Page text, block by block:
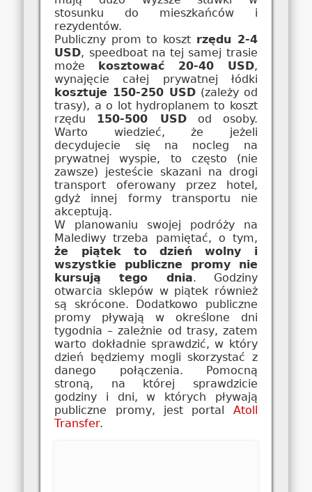
stosunku do mieszkańców i
rezydentów.
Publiczny prom to kosztrzędu 2-4
USD, speedboat na tej samej trasie
może kosztować 20-40 USD,
wynajęcie całej prywatnej łódki
kosztuje 150-250 USD (zależy od
trasy), a o lot hydroplanem to koszt
rzędu 150-500 USDod osoby.
Warto wiedzieć, że jeżeli
decydujecie się na nocleg na
prywatnej wyspie, to często (nie
zawsze) jesteście skazani na drogi
transport oferowany przez hotel,
gdyż innej formy transportu nie
akceptują.
W planowaniu swojej podróży na
Malediwy trzeba pamiętać, o tym,
że piątek to dzień wolny i
wszystkie publiczne promy nie
kursują tego dnia. Godziny
otwarcia sklepów w piątek również
są skrócone. Dodatkowo publiczne
promy pływają w określone dni
tygodnia – zależnie od trasy, zatem
warto dokładnie sprawdzić, w który
dzień będziemy mogli skorzystać z
danego połączenia. Pomocną
stroną, na której sprawdzicie
godziny i dni, w których pływają
publiczne promy, jest portal Atoll
Transfer.